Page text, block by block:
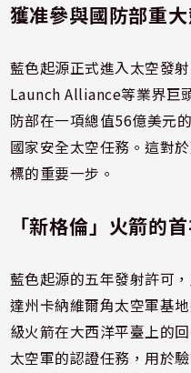
獲准參與國防部重
藍色起源正式進入太空發
Launch Alliance等業界巨
防部在一項總值56億美元
國家安全太空任務。這對
標的重要一步。
「新格倫」火箭的
藍色起源的五年發射許可
達州卡納維爾角太空軍基
級火箭在大西洋平臺上的
太空軍的認證任務，用於